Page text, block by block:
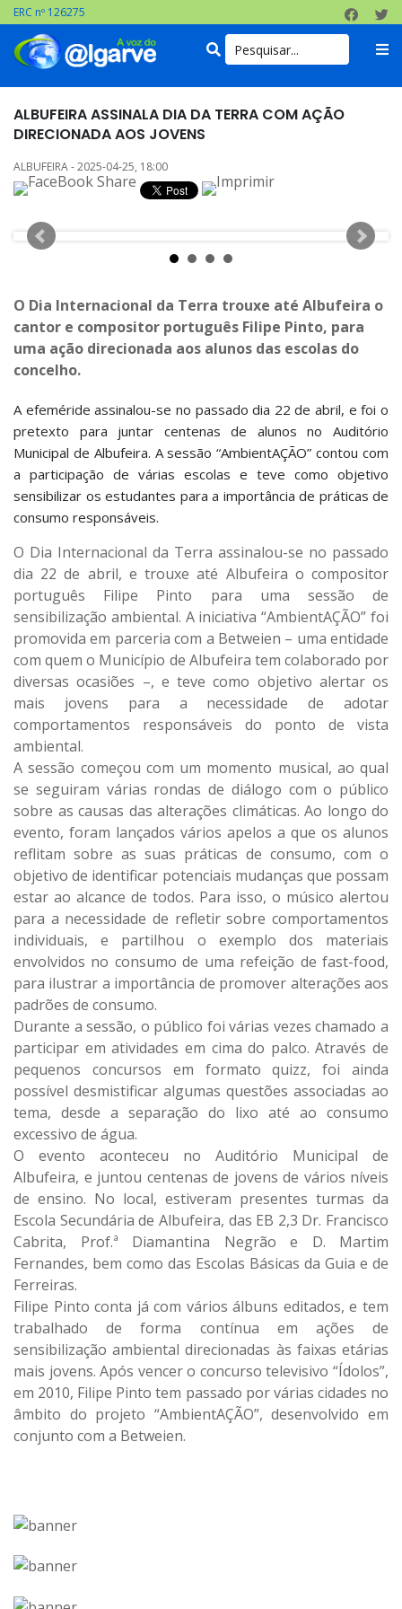
ERC nº 126275
ALBUFEIRA ASSINALA DIA DA TERRA COM AÇÃO
DIRECIONADA AOS JOVENS
ALBUFEIRA - 2025-04-25, 18:00
O Dia Internacional da Terra trouxe até Albufeira o
cantor e compositor português Filipe Pinto, para
uma ação direcionada aos alunos das escolas do
concelho.
A efeméride assinalou-se no passado dia 22 de abril, e foi o
pretexto para juntar centenas de alunos no Auditório
Municipal de Albufeira. A sessão “AmbientAÇÃO” contou com
a participação de várias escolas e teve como objetivo
sensibilizar os estudantes para a importância de práticas de
consumo responsáveis.
O Dia Internacional da Terra assinalou-se no passado
dia 22 de abril, e trouxe até Albufeira o compositor
português Filipe Pinto para uma sessão de
sensibilização ambiental. A iniciativa “AmbientAÇÃO” foi
promovida em parceria com a Betweien – uma entidade
com quem o Município de Albufeira tem colaborado por
diversas ocasiões –, e teve como objetivo alertar os
mais jovens para a necessidade de adotar
comportamentos responsáveis do ponto de vista
ambiental.
A sessão começou com um momento musical, ao qual
se seguiram várias rondas de diálogo com o público
sobre as causas das alterações climáticas. Ao longo do
evento, foram lançados vários apelos a que os alunos
reflitam sobre as suas práticas de consumo, com o
objetivo de identificar potenciais mudanças que possam
estar ao alcance de todos. Para isso, o músico alertou
para a necessidade de refletir sobre comportamentos
individuais, e partilhou o exemplo dos materiais
envolvidos no consumo de uma refeição de fast-food,
para ilustrar a importância de promover alterações aos
padrões de consumo.
Durante a sessão, o público foi várias vezes chamado a
participar em atividades em cima do palco. Através de
pequenos concursos em formato quizz, foi ainda
possível desmistificar algumas questões associadas ao
tema, desde a separação do lixo até ao consumo
excessivo de água.
O evento aconteceu no Auditório Municipal de
Albufeira, e juntou centenas de jovens de vários níveis
de ensino. No local, estiveram presentes turmas da
Escola Secundária de Albufeira, das EB 2,3 Dr. Francisco
Cabrita, Prof.ª Diamantina Negrão e D. Martim
Fernandes, bem como das Escolas Básicas da Guia e de
Ferreiras.
Filipe Pinto conta já com vários álbuns editados, e tem
trabalhado de forma contínua em ações de
sensibilização ambiental direcionadas às faixas etárias
mais jovens. Após vencer o concurso televisivo “Ídolos”,
em 2010, Filipe Pinto tem passado por várias cidades no
âmbito do projeto “AmbientAÇÃO”, desenvolvido em
conjunto com a Betweien.